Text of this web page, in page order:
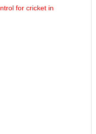
for cricket in